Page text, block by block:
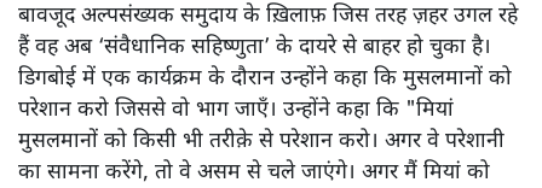
बावजूद अल्पसंख्यक समुदाय के ख़िलाफ़ जिस तरह ज़हर उगल रहे
हैं वह अब ‘संवैधानिक सहिष्णुता’ के दायरे से बाहर हो चुका है।
डिगबोई में एक कार्यक्रम के दौरान उन्होंने कहा कि मुसलमानों को
परेशान करो जिससे वो भाग जाएँ। उन्होंने कहा कि "मियां
मुसलमानों को किसी भी तरीक़े से परेशान करो। अगर वे परेशानी
का सामना करेंगे, तो वे असम से चले जाएंगे। अगर मैं मियां को